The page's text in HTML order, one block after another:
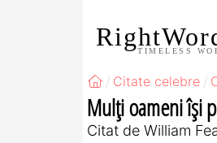
TIMELESS
Citate celebre
Mulţi oameni îşi
Citat de William